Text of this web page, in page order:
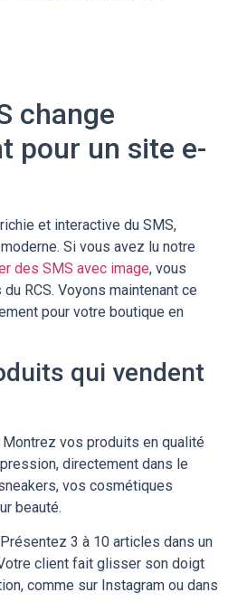
change
pour un site e-
et interactive du SMS,
Si vous avez lu notre
des SMS avec image, vous
RCS. Voyons maintenant ce
pour votre boutique en
qui vendent
Montrez vos produits en qualité
directement dans le
vos cosmétiques
beauté.
3 à 10 articles dans un
client fait glisser son doigt
comme sur Instagram ou dans